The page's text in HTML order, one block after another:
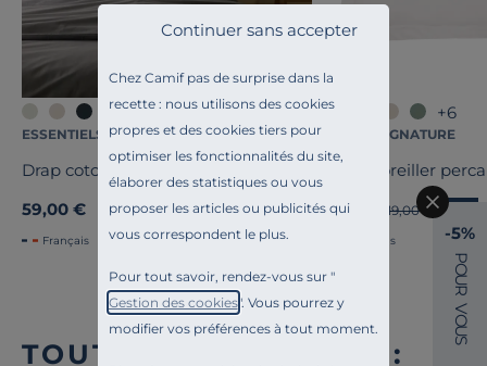
Chez Camif pas de surprise dans la
recette : nous utilisons des cookies
propres et des cookies tiers pour
optimiser les fonctionnalités du site,
élaborer des statistiques ou vous
proposer les articles ou publicités qui
vous correspondent le plus.
Pour tout savoir, rendez-vous sur "
Gestion des cookies". Vous pourrez y
modifier vos préférences à tout moment.
Continuer sans accepter
+4
ESSENTIELS PAR CAMIF
Drap coton bio Fil & Sens
59,00 €
Français
+6
CAMIF SIGNATURE
Taie d'oreiller
15,20 €
Ancien prix
19,00 € -20%
Français
TOUTE NOTRE OFFRE :
-5%
P
O
U
R
V
O
U
S